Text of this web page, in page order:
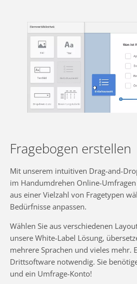
Fragebogen erstellen
Mit unserem intuitiven Drag-and-
im Handumdrehen Online-
aus einer Vielzahl von Fragetypen
Bedürfnisse anpassen.
Wählen Sie aus verschiedenen
unsere White-Label Lösung,
mehrere Sprachen und vieles mehr.
Drittsoftware notwendig. Sie
und ein Umfrage-Konto!